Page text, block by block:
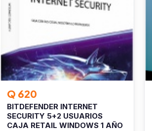
Q 620
BITDEFENDER INTERNET
SECURITY 5+2 USUARIOS
CAJA RETAIL WINDOWS 1 AÑO